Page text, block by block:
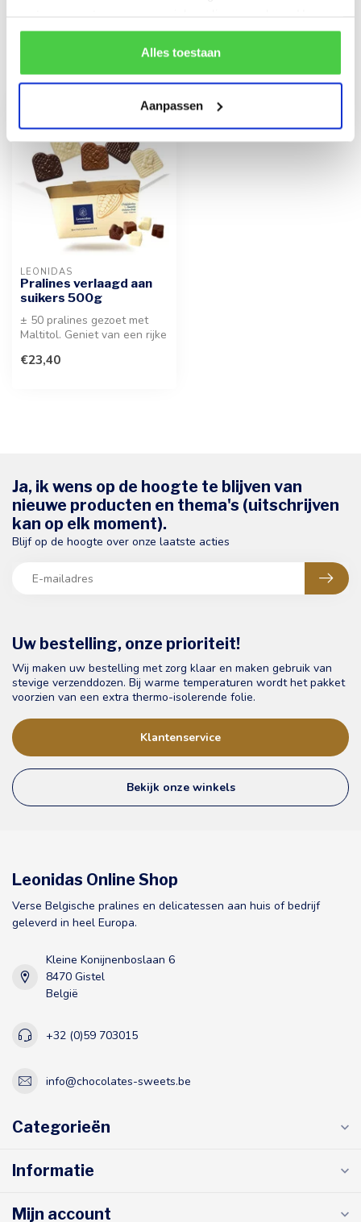
rekening mee dat als je bepaalde cookies blokkeert, het
de correcte werking van de website kan verstoren.
Alles toestaan
Aanpassen
Recent bekeken
LEONIDAS
Pralines verlaagd aan
suikers 500g
± 50 pralines gezoet met
Maltitol. Geniet van een rijke
€23,40
Uw bestelling, onze prioriteit!
Wij maken uw bestelling met zorg klaar en maken gebruik van
stevige verzenddozen. Bij warme temperaturen wordt het pakket
voorzien van een extra thermo-isolerende folie.
Klantenservice
Bekijk onze winkels
Ja, ik wens op de hoogte te blijven van
nieuwe producten en thema's (uitschrijven
kan op elk moment).
Blijf op de hoogte over onze laatste acties
Leonidas Online Shop
Verse Belgische pralines en delicatessen aan huis of bedrijf
geleverd in heel Europa.
Kleine Konijnenboslaan 6
8470 Gistel
België
+32 (0)59 703015
info@chocolates-sweets.be
Categorieën
Informatie
Mijn account